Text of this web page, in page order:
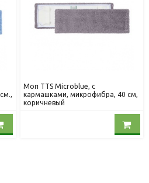
Моп TTS Microblue, с
кармашками, микрофибра, 40 см,
коричневый